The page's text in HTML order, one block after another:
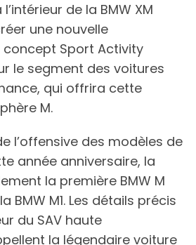
de la BMW XM
une nouvelle
Sport Activity
le segment des voitures
qui offrira cette
M.
l’offensive des modèles de
année anniversaire, la
la première BMW M
BMW M1. Les détails précis
du SAV haute
la légendaire voiture